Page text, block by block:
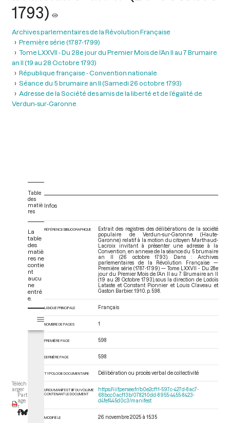
1793)
Archives parlementaires de la Révolution Française
Première série (1787-1799)
Tome LXXVII - Du 28e jour du Premier Mois de l’An II au 7 Brumaire
an II (19 au 28 Octobre 1793)
République française - Convention nationale
Séance du 5 brumaire an II (Samedi 26 octobre 1793)
Adresse de la Société des amis de la liberté et de l’égalité de
Verdun-sur-Garonne
Téléch
arger
Part
age
r
Table
des
matiè
res
La
table
des
matiè
res ne
contie
nt
aucu
ne
entré
e.
s
r
Infos
RÉFÉRENCE BIBLIOGRAPHIQUE
Extrait des registres des délibérations de la société
populaire de Verdun-sur-Garonne (Haute-
Garonne) relatif à la motion du citoyen Marthaud-
Lacroix invitant à présenter une adresse à la
Convention, en annexe de la séance du 5 brumaire
an II (26 octobre 1793). Dans : Archives
parlementaires de la Révolution Française —
Première série (1787-1799) — Tome LXXVII - Du 28e
jour du Premier Mois de l’An II au 7 Brumaire an II
(19 au 28 Octobre 1793), sous la direction de Lodoïs
Lataste et Constant Pionnier et Louis Claveau et
Gaston Barbier. 1910. p. 598.
LANGUE PRINCIPALE Français
NOMBRE DE PAGES 1
PREMIÈRE PAGE 598
DERNIÈRE PAGE 598
TYPOLOGIE DOCUMENTAIRE Délibération ou procès verbal de collectivité
URI DU MANIFEST IIIF DU VOLUME
CONTENANT LE DOCUMENT
https://iiif.persee.fr/b0e2cf11-597c-427d-8ac7-
68bcc0acf13b/078210dd-8955-4455-8423-
d4fef445d0c3/manifest
MODIFIÉ LE 26 novembre 2025 à 15:35